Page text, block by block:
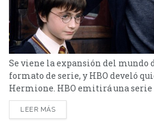
Se viene la expansión del mundo
formato de serie, y HBO develó
Hermione. HBO emitirá una
Potter basada en los exitosos
en la plataforma de streaming.
LEER MÁS